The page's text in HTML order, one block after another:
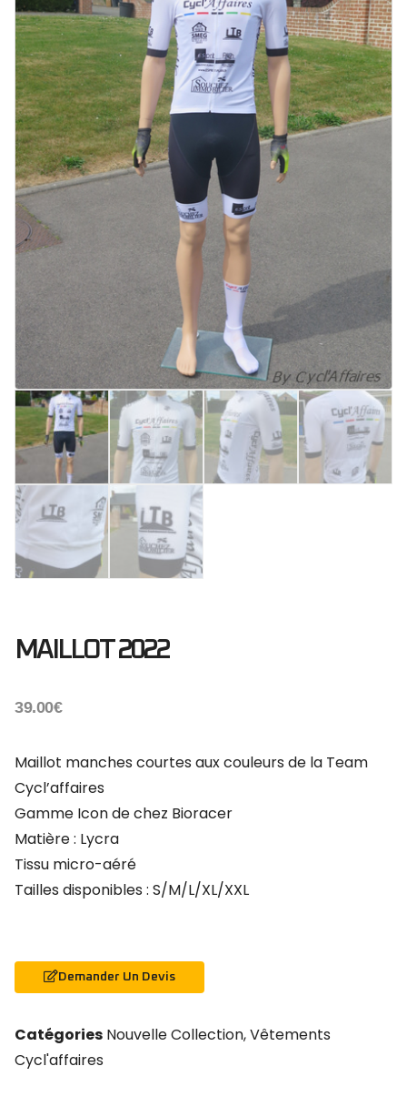
MAILLOT 2022
39.00€
Maillot manches courtes aux couleurs de la Team
Cycl’affaires
Gamme Icon de chez Bioracer
Matière : Lycra
Tissu micro-aéré
Tailles disponibles : S/M/L/XL/XXL
Demander Un Devis
Catégories Nouvelle Collection,Vêtements
Cycl'affaires